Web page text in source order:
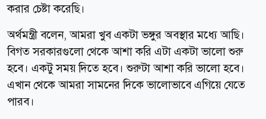
করার চেষ্টা করেছি।
অর্থমন্ত্রী বলেন, আমরা খুব একটা ভঙ্গুর অবস্থার মধ্যে আছি।
বিগত সরকারগুলো থেকে আশা করি এটা একটা ভালো শুরু
হবে। একটু সময় দিতে হবে। শুরুটা আশা করি ভালো হবে।
এখান থেকে আমরা সামনের দিকে ভালোভাবে এগিয়ে যেতে
পারব।